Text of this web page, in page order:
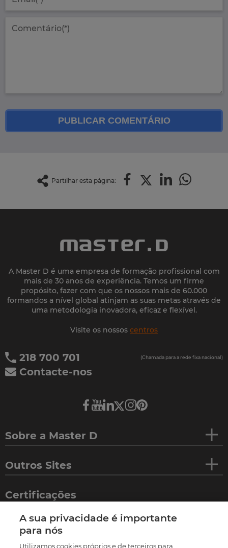
PUBLICAR COMENTÁRIO
Partilhar esta página:
A Master D é uma empresa de formação profissional com
mais de 30 anos de experiência. Temos um firme
propósito, fazer com que os nossos mais de 60.000
formandos a nível global atinjam as suas metas através de
uma metodologia inovadora, eficaz e flexível.
Visite os nossos centros
218 700 701 (Chamada para a rede fixa nacional)
Contacte-nos
Sobre a Master D
Outros Sites
Certificações
A sua privacidade é importante
para nós
Utilizamos cookies próprios e de terceiros para